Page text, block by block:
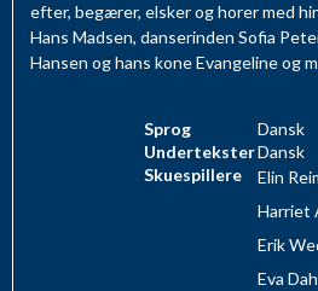
efter, begærer, elsker og horer med
Hans Madsen, danserinden Sofia
Hansen og hans kone Evangeline og
Sprog
Dansk
UnderteksterDansk
Skuespillere
Elin
Harriet
Erik
Eva